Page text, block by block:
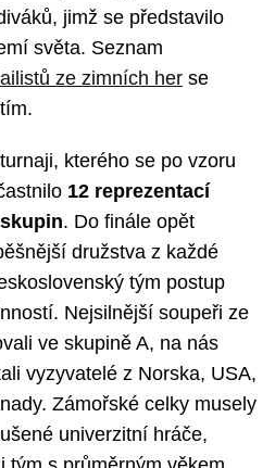
jimž se představilo
světa. Seznam
ze zimních her se
kterého se po vzoru
12 reprezentací
. Do finále opět
družstva z každé
tým postup
Nejsilnější soupeři ze
ve skupině A, na nás
vyzyvatelé z Norska, USA,
Zámořské celky musely
univerzitní hráče,